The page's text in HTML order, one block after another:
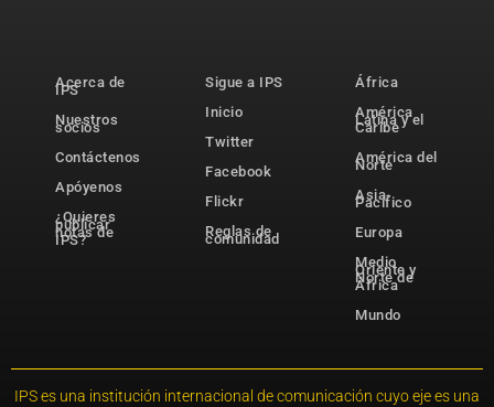
Acerca de
IPS
Nuestros
socios
Contáctenos
Apóyenos
¿Quieres
publicar
notas de
IPS?
Sigue a IPS
Inicio
Twitter
Facebook
Flickr
Reglas de
comunidad
África
América
Latina y el
Caribe
América del
Norte
Asia-
Pacífico
Europa
Medio
Oriente y
Norte de
África
Mundo
IPS es una institución internacional de comunicación cuyo eje es una